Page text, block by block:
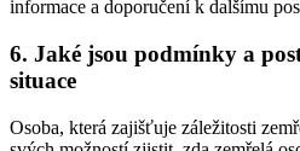
informace a doporučení k dalšímu
6. Jaké jsou podmínky a
situace
Osoba, která zajišťuje záležitosti